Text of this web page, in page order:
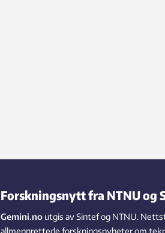
Forskningsnytt fra NTNU og
Gemini.no utgis av Sintef og NTNU.
allmennrettede forskningsnyheter om